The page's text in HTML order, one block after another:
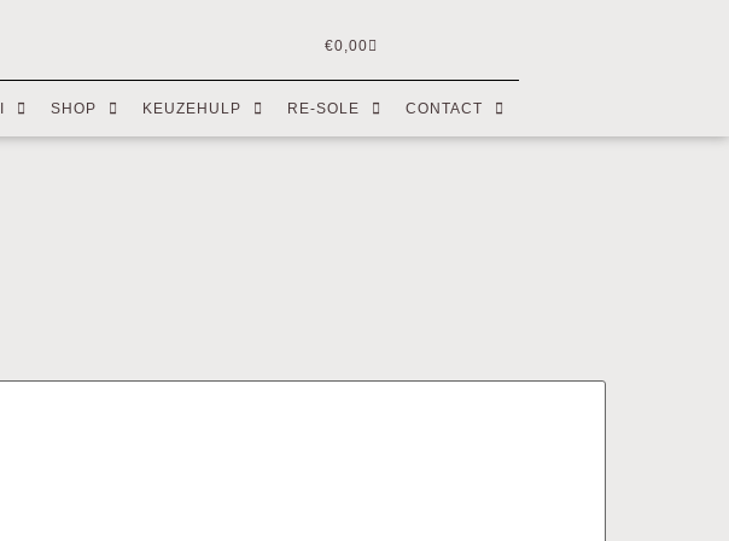
€0,00
SHOP KEUZEHULP RE-SOLE CONTACT